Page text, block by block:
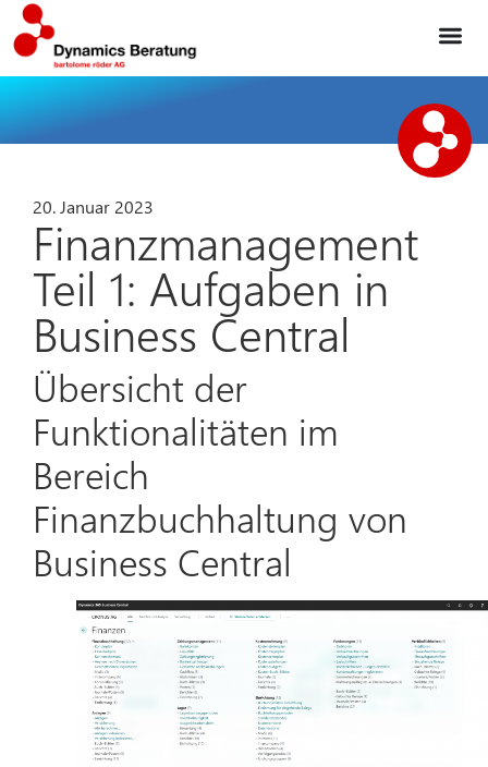
20. Januar 2023
Finanzmanagement
Teil 1: Aufgaben in
Business Central
Übersicht der
Funktionalitäten im
Bereich
Finanzbuchhaltung von
Business Central